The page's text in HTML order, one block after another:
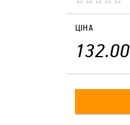
ЦІНА
132.00